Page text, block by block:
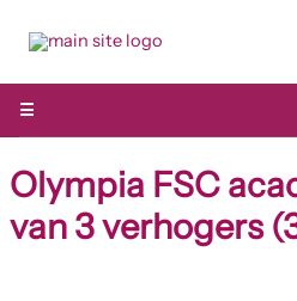
naar
inhoud
☰
Olympia FSC
van 3 verhogers